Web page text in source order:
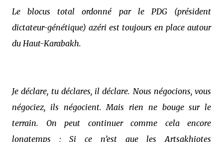
Le blocus total ordonné par le PDG (président
dictateur-génétique) azéri est toujours en place autour
du Haut-Karabakh.
Je déclare, tu déclares, il déclare. Nous négocions, vous
négociez, ils négocient. Mais rien ne bouge sur le
terrain. On peut continuer comme cela encore
longtemps ; Si ce n’est que les Artsakhiotes